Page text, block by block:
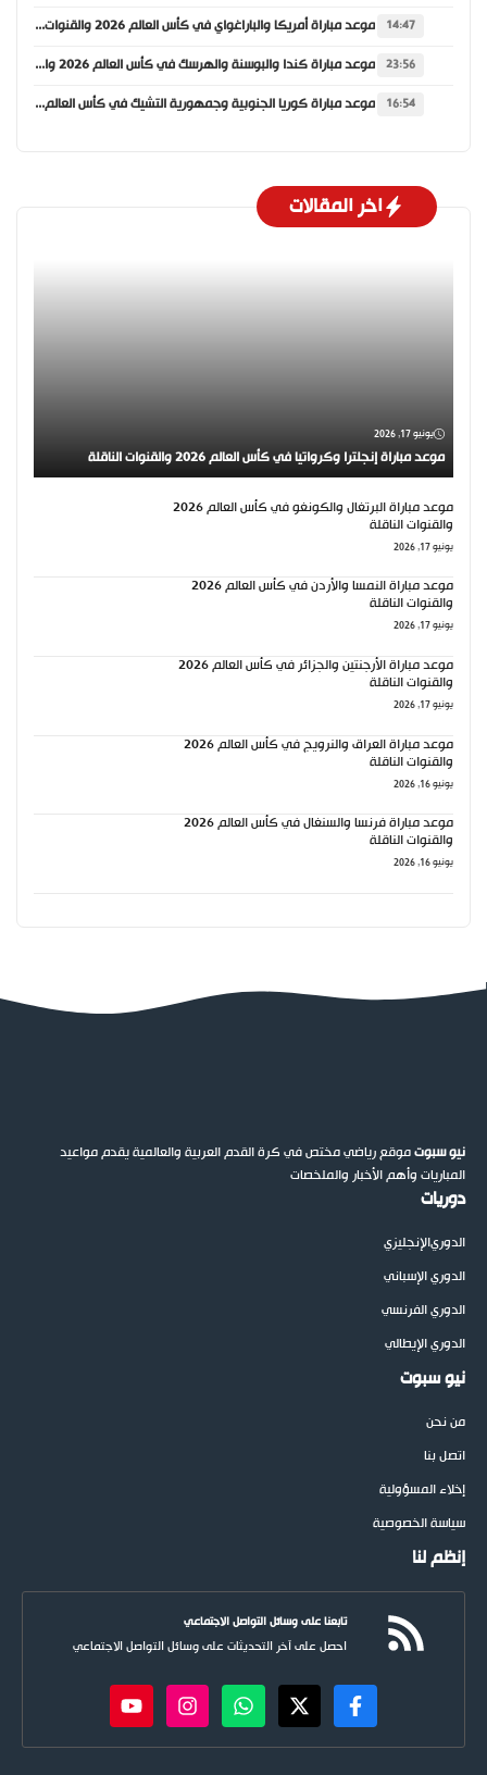
14:47 موعد مباراة أمريكا والباراغواي في كأس العالم 2026 والقنوات الناقلة
23:56 موعد مباراة كندا والبوسنة والهرسك في كأس العالم 2026 والقنوات الناقلة
16:54 موعد مباراة كوريا الجنوبية وجمهورية التشيك في كأس العالم 2026 والقنوات الناقلة
اخر المقالات
يونيو 17, 2026
موعد مباراة إنجلترا وكرواتيا في كأس العالم 2026 والقنوات الناقلة
موعد مباراة البرتغال والكونغو في كأس العالم 2026
والقنوات الناقلة
يونيو 17, 2026
موعد مباراة النمسا والأردن في كأس العالم 2026
والقنوات الناقلة
يونيو 17, 2026
موعد مباراة الأرجنتين والجزائر في كأس العالم 2026
والقنوات الناقلة
يونيو 17, 2026
موعد مباراة العراق والنرويج في كأس العالم 2026
والقنوات الناقلة
يونيو 16, 2026
موعد مباراة فرنسا والسنغال في كأس العالم 2026
والقنوات الناقلة
يونيو 16, 2026
نيو سبوتموقع رياضي مختص في كرة القدم العربية والعالمية يقدم مواعيد
المباريات وأهم الأخبار والملخصات
دوريات
الدوريالإنجليزي
الدوري الإسباني
الدوري الفرنسي
الدوري الإيطالي
نيو سبوت
من نحن
اتصل بنا
إخلاء المسؤولية
سياسة الخصوصية
إنظم لنا
تابعنا على وسائل التواصل الاجتماعي
احصل على آخر التحديثات على وسائل التواصل الاجتماعي